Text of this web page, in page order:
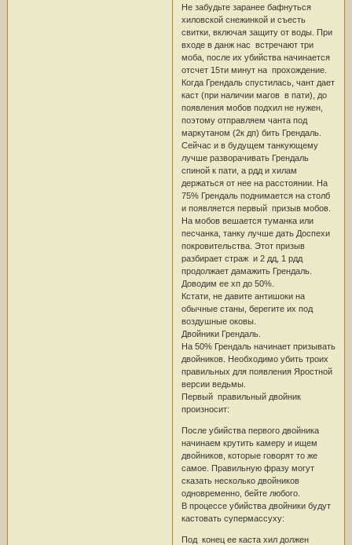
Не забудьте заранее бафнуться
хиловской снежинкой и съесть
свитки, включая защиту от воды. При
входе в данж нас встречают три
моба, после их убийства начинается
отсчет 15ти минут на прохождение.
Когда Грендаль спустилась, чант дает
каст (при наличии магов в пати), до
появления мобов подхил не нужен,
поэтому отправляем чанта под
маркутаном (2к дп) бить Грендаль.
Сейчас и в будущем танкующему
лучше разворачивать Грендаль
спиной к пати, а рдд и хилам
держаться от нее на расстоянии. На
75% Грендаль поднимается на столб
и появляется первый призыв мобов.
На мобов вешается туманка или
песчанка, танку лучше дать Доспехи
покровительства. Этот призыв
разбирает страж и 2 дд, 1 рдд
продолжает дамажить Грендаль.
Доводим ее хп до 50%.
Кстати, не давите антишоки на
обычные станы, берегите их под
воздушные оковы.
Двойники Грендаль.
На 50% Грендаль начинает призывать
двойников. Необходимо убить троих
правильных для появления Яростной
версии ведьмы.
Первый правильный двойник
произносит:
После убийства первого двойника
начинаем крутить камеру и ищем
двойников, которые говорят то же
самое. Правильную фразу могут
сказать несколько двойников
одновременно, бейте любого.
В процессе убийства двойники будут
кастовать супермассуху:
Под конец ее каста хил должен